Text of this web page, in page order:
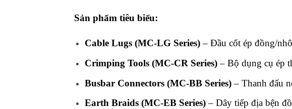
Sản phẩm tiêu biểu:
Cable Lugs (MC-LG Series)– Đầu cốt ép đồng/
Crimping Tools (MC-CR Series)– Bộ dụng cụ ép
Busbar Connectors (MC-BB Series)– Thanh đấu
Earth Braids (MC-EB Series)– Dây tiếp địa bện